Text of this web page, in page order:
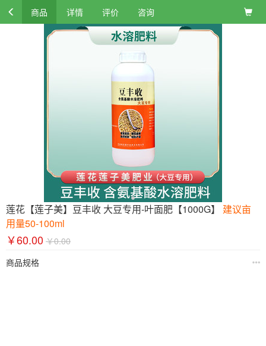
商品 详情 评价 咨询
莲花【莲子美】豆丰收 大豆专用-叶面肥【1000G】 建议亩
用量50-100ml
￥60.00 ￥0.00
商品规格